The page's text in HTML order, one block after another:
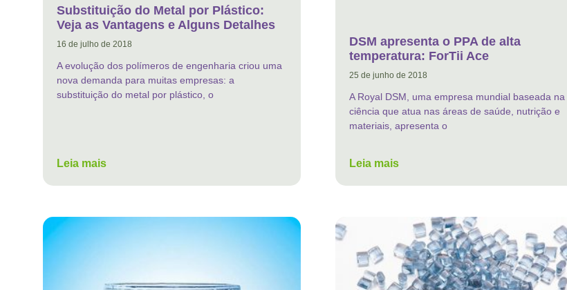
Substituição do Metal por Plástico:
Veja as Vantagens e Alguns Detalhes
16 de julho de 2018
A evolução dos polímeros de engenharia criou uma
nova demanda para muitas empresas: a
substituição do metal por plástico, o
Leia mais
DSM apresenta o PPA de alta
temperatura: ForTii Ace
25 de junho de 2018
A Royal DSM, uma empresa mundial baseada na
ciência que atua nas áreas de saúde, nutrição e
materiais, apresenta o
Leia mais